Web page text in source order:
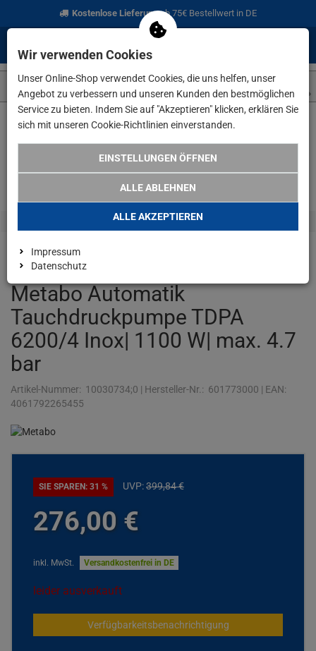
Kostenlose Lieferungab 75€ Bestellwert in DE
Metabo Automatik
Tauchdruckpumpe TDPA
6200/4 Inox| 1100 W| max. 4.7
bar
Artikel-Nummer: 10030734;0 | Hersteller-Nr.: 601773000 | EAN:
4061792265455
SIE SPAREN: 31 % UVP:399,84€
276,00 €
inkl. MwSt. Versandkostenfrei in DE
leider ausverkauft
Verfügbarkeitsbenachrichtigung
Wir verwenden Cookies
Unser Online-Shop verwendet Cookies, die uns helfen, unser
Angebot zu verbessern und unseren Kunden den bestmöglichen
Service zu bieten. Indem Sie auf "Akzeptieren" klicken, erklären Sie
sich mit unseren Cookie-Richtlinien einverstanden.
EINSTELLUNGEN ÖFFNEN
ALLE ABLEHNEN
ALLE AKZEPTIEREN
Impressum
Datenschutz